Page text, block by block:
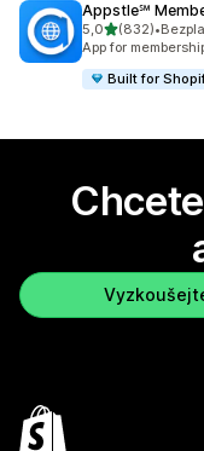
Appstle℠
5,0z 5 hvězd
(832)
Celkový počet
•
App for
Built for